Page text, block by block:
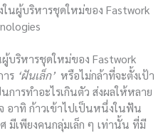
ในผู้บริหารชุดใหม่ของ Fastwork
บริหารชุดใหม่ของ Fastwork
ร ‘ฝันเล็ก’ หรือไม่กล้าที่จะตั้งเป้า
การทำอะไรเกินตัว ส่งผลให้หลาย
อาทิ ก้าวเข้าไปเป็นหนึ่งในฟัน
มีเพียงคนกลุ่มเล็ก ๆ เท่านั้น ที่มี